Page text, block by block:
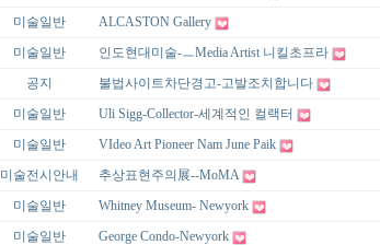
미술일반 ALCASTON Gallery
미술일반 인도현대미술-ㅡMedia Artist 니킬초프라
공지 불법사이트차단경고-고발조치합니다
미술일반 Uli Sigg-Collector-세계적인 컬랙터
미술일반 VIdeo Art Pioneer Nam June Paik
미술전시안내 추상표현주의展--MoMA
미술일반 Whitney Museum- Newyork
미술일반 George Condo-Newyork